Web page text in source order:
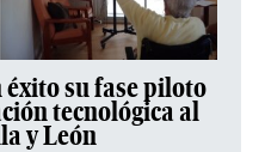
su fase piloto
tecnológica al
y León